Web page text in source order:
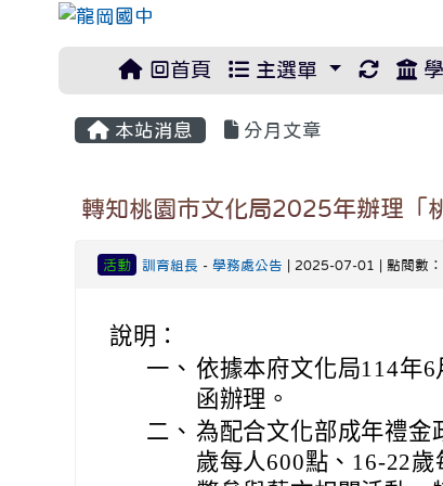
回首頁 主選單 重新取
本站消息 分月文章
轉知桃園市文化局2025年辦理「
活動 訓育組長 - 學務處公告 | 2025-07-01 | 點閱數
說明：
一、 依據本府文化局114年
函辦理。
二、 為配合文化部成年禮金
歲每人600點、16-22